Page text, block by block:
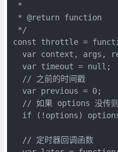
*
* @return function
*/
const throttle =
var context, args,
  var timeout = null;
  // 之前的时间戳
  var previous = 0;
// 如果 options 没传
if (!options)
  // 定时器回调函数